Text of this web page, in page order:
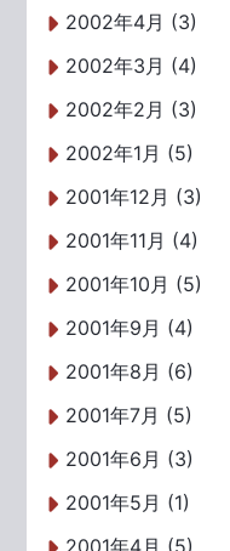
2002年4月 (3)
2002年3月 (4)
2002年2月 (3)
2002年1月 (5)
2001年12月 (3)
2001年11月 (4)
2001年10月 (5)
2001年9月 (4)
2001年8月 (6)
2001年7月 (5)
2001年6月 (3)
2001年5月 (1)
2001年4月 (5)